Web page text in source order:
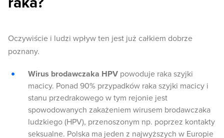
Oczywiście i ludzi wpływ ten jest już całkiem dobrze
poznany.
Wirus brodawczaka HPV powoduje raka szyjki
macicy. Ponad 90% przypadków raka szyjki macicy i
stanu przedrakowego w tym rejonie jest
spowodowanych zakażeniem wirusem brodawczaka
ludzkiego (HPV), przenoszonym np. poprzez kontakty
seksualne. Polska ma jeden z najwyższych w Europie